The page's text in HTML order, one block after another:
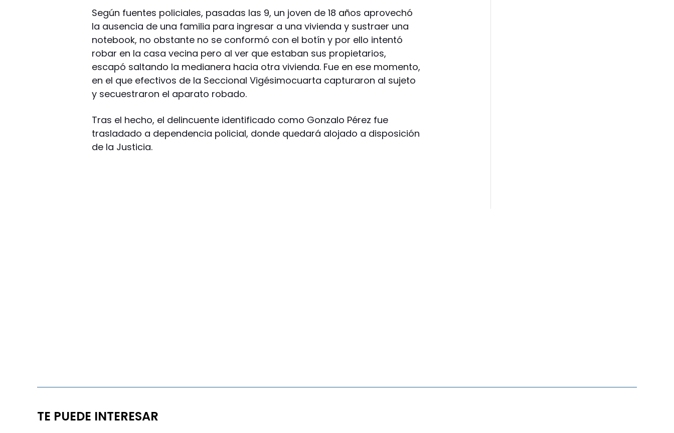
Según fuentes policiales, pasadas las 9, un joven de 18 años aprovechó
la ausencia de una familia para ingresar a una vivienda y sustraer una
notebook, no obstante no se conformó con el botín y por ello intentó
robar en la casa vecina pero al ver que estaban sus propietarios,
escapó saltando la medianera hacia otra vivienda. Fue en ese momento,
en el que efectivos de la Seccional Vigésimocuarta capturaron al sujeto
y secuestraron el aparato robado.
Tras el hecho, el delincuente identificado como Gonzalo Pérez fue
trasladado a dependencia policial, donde quedará alojado a disposición
de la Justicia.
TE PUEDE INTERESAR